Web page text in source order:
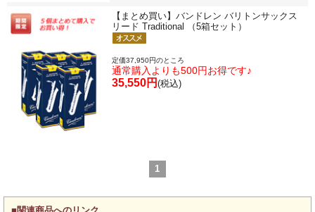
【まとめ買い】バンドレン バリトンサックス
リード Traditional （5箱セット）
定価37,950円のところ
通常購入よりも500円お得です♪
35,550円 (税込)
1